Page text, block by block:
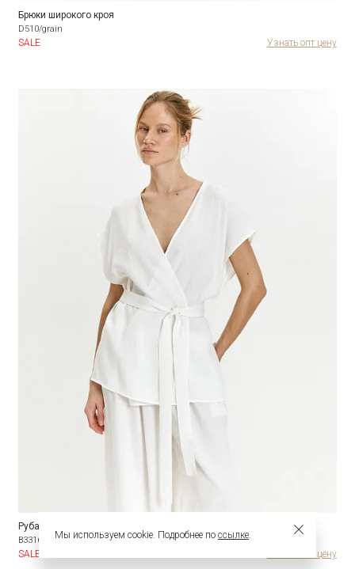
Брюки широкого кроя
D510/grain
SALE Узнать опт цену
Рубашка прямого кроя
B3316/sanvito
SALE Узнать опт цену
Мы используем cookie. Подробнее по ссылке